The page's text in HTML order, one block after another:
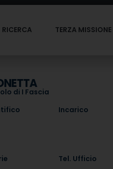
RICERCA TERZA MISSIONE
di I Fascia
Incarico
Tel. Ufficio